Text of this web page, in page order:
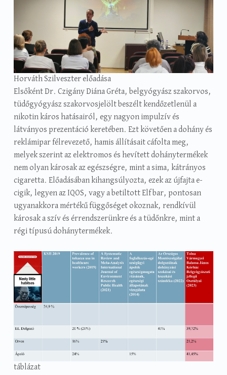
Horváth Szilveszter előadása
Elsőként Dr. Czigány Diána Gréta, belgyógyász szakorvos,
tüdőgyógyász szakorvosjelölt beszélt kendőzetlenül a
nikotin káros hatásairól, egy nagyon impulzív és
látványos prezentáció keretében. Ezt követően a dohány és
reklámipar félrevezető, hamis állításait cáfolta meg,
melyek szerint az elektromos és hevített dohánytermékek
nem olyan károsak az egészségre, mint a sima, kátrányos
cigaretta. Előadásában kihangsúlyozta, ezek az újfajta e-
cigik, legyen az IQOS, vagy a betiltott Elf bar, pontosan
ugyanakkora mértékű függőséget okoznak, rendkívül
károsak a szív és érrendszerünkre és a tüdőnkre, mint a
régi típusú dohánytermékek.
táblázat